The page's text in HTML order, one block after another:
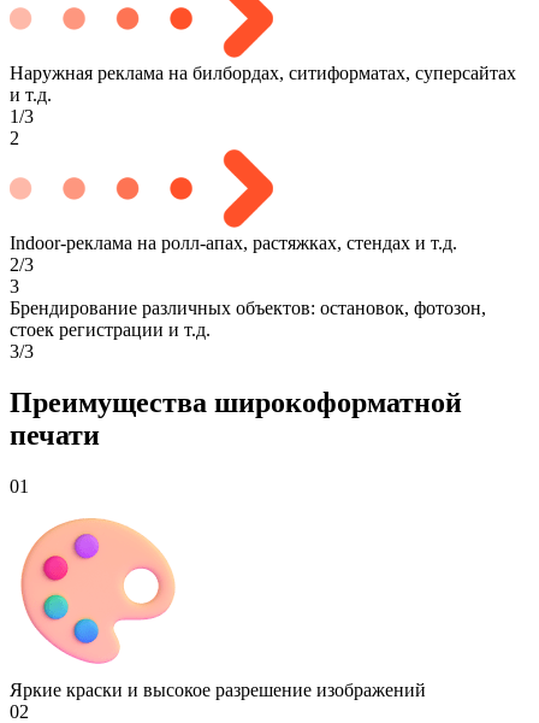
Наружная реклама на билбордах, ситиформатах, суперсайтах
и т.д.
1/3
2
Indoor-реклама на ролл-апах, растяжках, стендах и т.д.
2/3
3
Брендирование различных объектов: остановок, фотозон,
стоек регистрации и т.д.
3/3
Преимущества широкоформатной
печати
01
Яркие краски и высокое разрешение изображений
02